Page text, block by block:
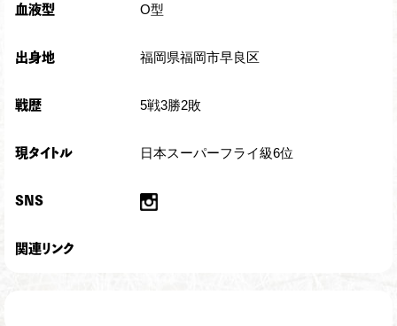
血液型 O型
出身地 福岡県福岡市早良区
戦歴 5戦3勝2敗
現タイトル 日本スーパーフライ級6位
SNS
関連リンク